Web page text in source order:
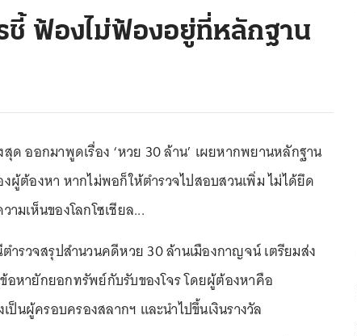
ฟ้องไม่ฟ้องอยู่ที่หลักฐาน
ด ออกมาพูดเรื่อง ‘หวย 30 ล้าน’ เผยหากพยานหลักฐาน
ผู้ต้องหา หากไม่พอก็ให้ตำรวจไปสอบสวนเพิ่ม ไม่ได้ยึด
มเห็นของโลกโซเชียล...
ำรวจสรุปสำนวนคดีหวย 30 ล้านเมืองกาญจน์ เตรียมส่ง
อหายักยอกทรัพย์กับรับของโจร โดยผู้ต้องหาคือ
ป็นผู้ครอบครองสลากฯ และนำไปขึ้นเงินรางวัล